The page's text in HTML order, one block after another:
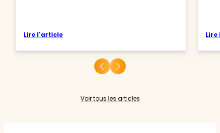
Lire l'article
Voir tous les articles